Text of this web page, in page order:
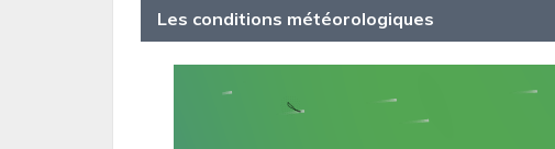
Les conditions météorologiques